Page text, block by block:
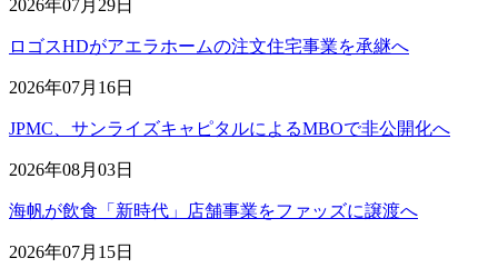
2026年07月29日
ロゴスHDがアエラホームの注文住宅事業を承継へ
2026年07月16日
JPMC、サンライズキャピタルによるMBOで非公開化へ
2026年08月03日
海帆が飲食「新時代」店舗事業をファッズに譲渡へ
2026年07月15日